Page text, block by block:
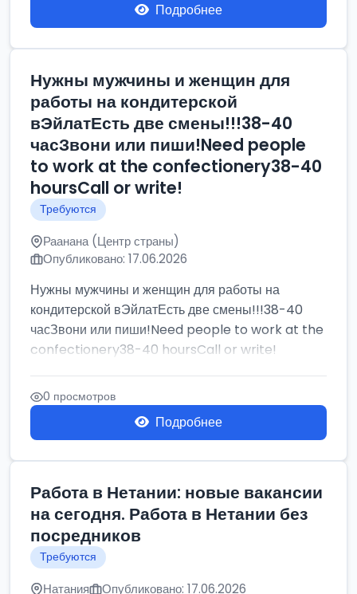
Подробнее
Нужны мужчины и женщин для
работы на кондитерской
вЭйлатЕсть две смены!!!38-40
часЗвони или пиши!Need people
to work at the confectionery38-40
hoursCall or write!
Требуются
Раанана (Центр страны)
Опубликовано: 17.06.2026
Нужны мужчины и женщин для работы на
кондитерской вЭйлатЕсть две смены!!!38-40
часЗвони или пиши!Need people to work at the
confectionery38-40 hoursCall or write!
0 просмотров
Подробнее
Работа в Нетании: новые вакансии
на сегодня. Работа в Нетании без
посредников
Требуются
Натания Опубликовано: 17.06.2026